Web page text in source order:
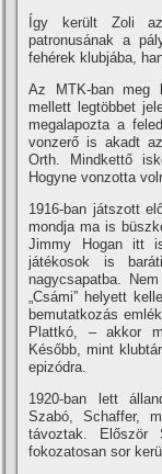
Így került Zoli
patronusának a
fehérek klubjába,
Az MTK-ban meg
mellett legtöbbet
megalapozta a
vonzerő is akadt
Orth. Mindkettő
Hogyne vonzotta
1916-ban játszott
mondja ma is
Jimmy Hogan itt
játékosok is
nagycsapatba.
„Csámi” helyett
bemutatkozás
Plattkó, – akkor
Később, mint
epizódra.
1920-ban lett
Szabó, Schaffer,
távoztak. Először
fokozatosan sor